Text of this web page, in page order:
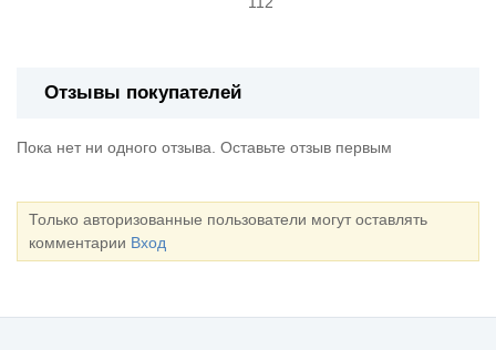
Отзывы покупателей
Пока нет ни одного отзыва. Оставьте отзыв первым
Только авторизованные пользователи могут оставлять
комментарии Вход